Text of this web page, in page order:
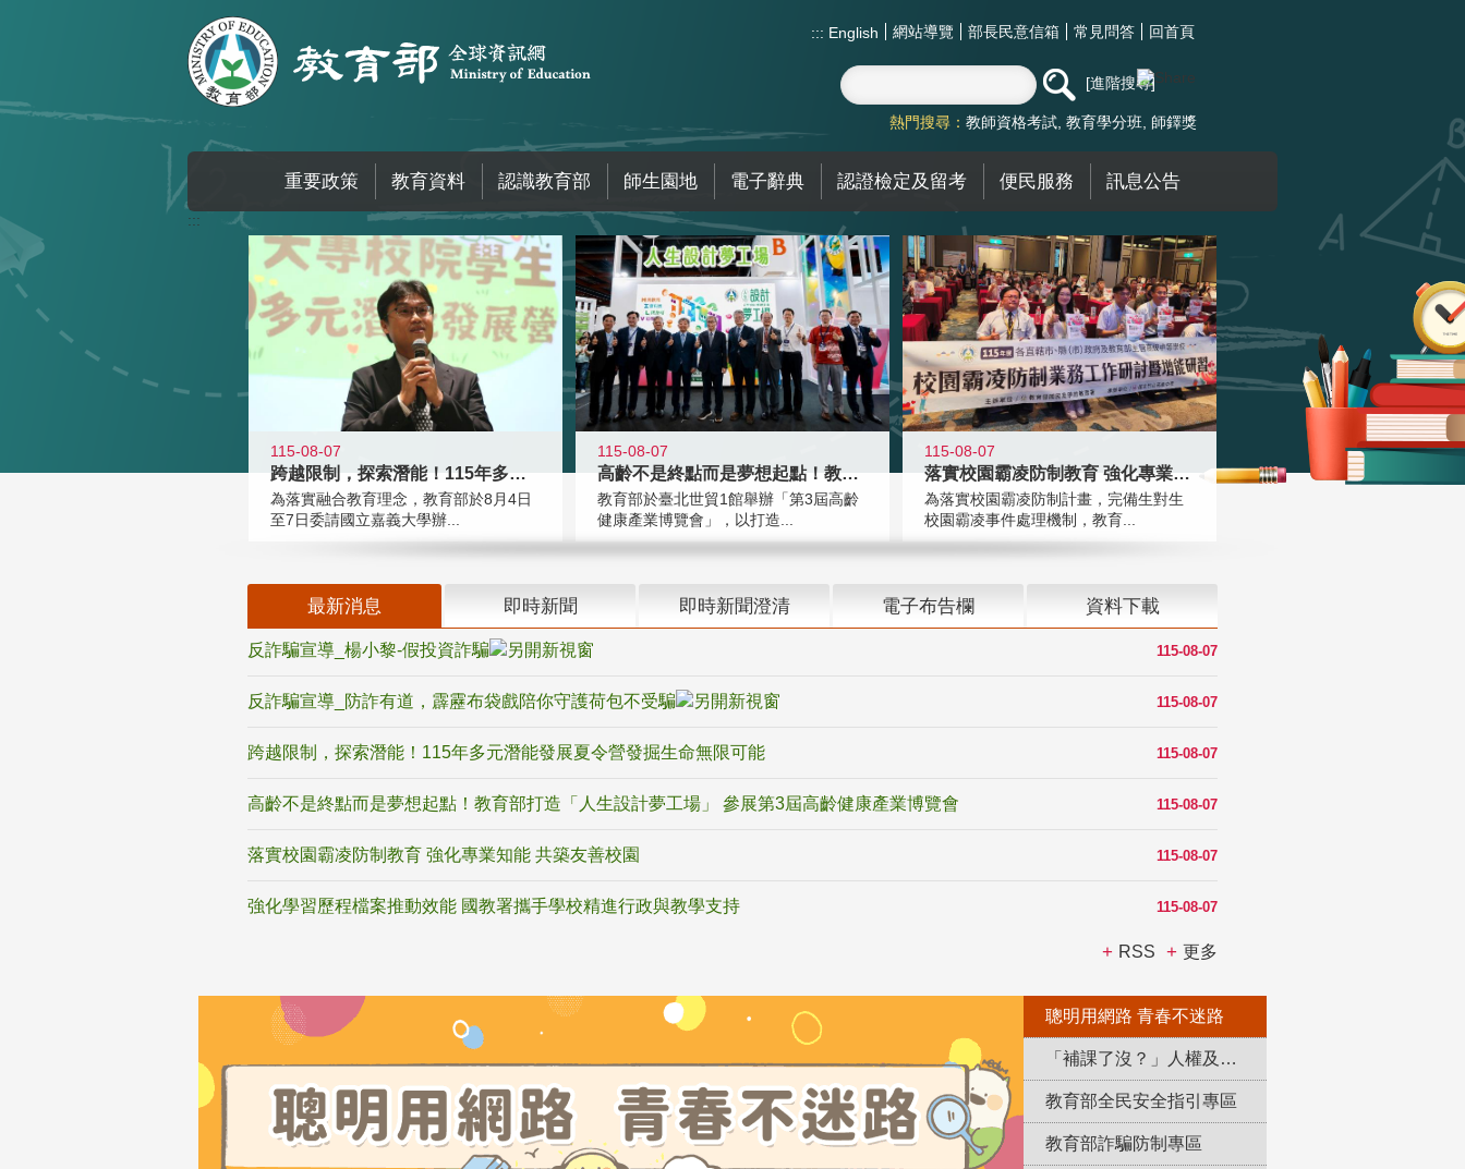
::: English 網站導覽 部長民意信箱 常見問答 回首頁
進階搜尋
熱門搜尋： 教師資格考試 教育學分班 師鐸獎
重要政策 教育資料 認識教育部 師生園地 電子辭典 認證檢定及留考 便民服務 訊息公告
:::
115-08-07
跨越限制，探索潛能！115年多元潛
為落實融合教育理念，教育部於8月4日
至7日委請國立嘉義大學辦...
115-08-07
高齡不是終點而是夢想起點！教育部打
教育部於臺北世貿1館舉辦「第3屆高齡
健康產業博覽會」，以打造...
115-08-07
落實校園霸凌防制教育 強化專業知能
為落實校園霸凌防制計畫，完備生對生
校園霸凌事件處理機制，教育...
最新消息 即時新聞 即時新聞澄清 電子布告欄 資料下載
115-08-07
反詐騙宣導_楊小黎-假投資詐騙
115-08-07
反詐騙宣導_防詐有道，霹靂布袋戲陪你守護荷包不受騙
115-08-07
跨越限制，探索潛能！115年多元潛能發展夏令營發掘生命無限可能
115-08-07
高齡不是終點而是夢想起點！教育部打造「人生設計夢工場」 參展第3屆高齡健康產業博覽會
115-08-07
落實校園霸凌防制教育 強化專業知能 共築友善校園
115-08-07
強化學習歷程檔案推動效能 國教署攜手學校精進行政與教學支持
RSS 更多
聰明用網路 青春不迷路
「補課了沒？」人權及轉型正義教育專區
教育部全民安全指引專區
教育部詐騙防制專區